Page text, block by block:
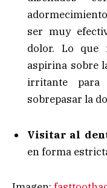
ser muy
dolor. Lo que
aspirina sobre
irritante
sobrepasar la
Visitar al
en forma